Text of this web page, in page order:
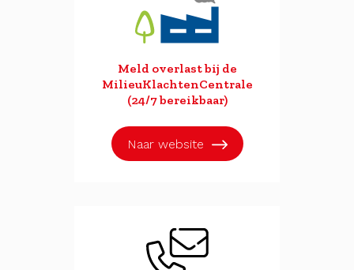
Meld overlast bij de
MilieuKlachtenCentrale
(24/7 bereikbaar)
Naar website